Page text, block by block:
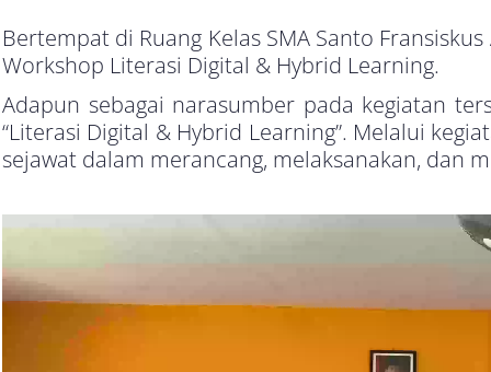
Bertempat di Ruang Kelas SMA Santo
Workshop Literasi Digital & Hybrid Learning.
Adapun sebagai narasumber pada kegiatan
“Literasi Digital & Hybrid Learning”. Melalui
sejawat dalam merancang, melaksanakan, dan